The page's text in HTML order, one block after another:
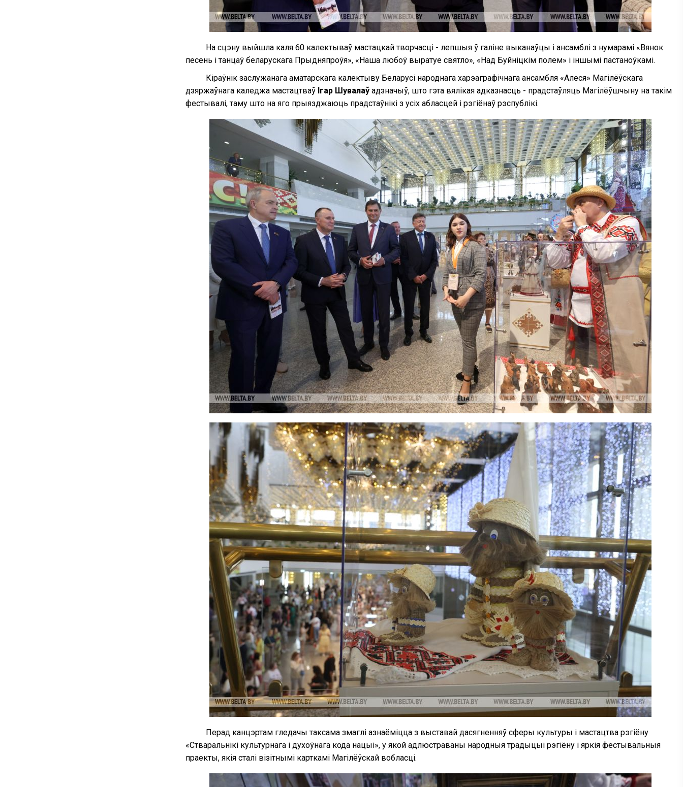
На сцэну выйшла каля 60 калектываў мастацкай творчасці - лепшыя ў галіне выканаўцы і ансамблі з нумарамі «Вянок
песень і танцаў беларускага Прыдняпроўя», «Наша любоў выратуе святло», «Над Буйніцкім полем» і іншымі пастаноўкамі.
Кіраўнік заслужанага аматарскага калектыву Беларусі народнага харэаграфічнага ансамбля «Алеся» Магілёўскага
дзяржаўнага каледжа мастацтваў Ігар Шувалаў адзначыў, што гэта вялікая адказнасць - прадстаўляць Магілёўшчыну на такім
фестывалі, таму што на яго прыязджаюць прадстаўнікі з усіх абласцей і рэгіёнаў рэспублікі.
Перад канцэртам гледачы таксама змаглі азнаёміцца з выставай дасягненняў сферы культуры і мастацтва рэгіёну
«Стваральнікі культурнага і духоўнага кода нацыі», у якой адлюстраваны народныя традыцыі рэгіёну і яркія фестывальныя
праекты, якія сталі візітнымі карткамі Магілёўскай вобласці.